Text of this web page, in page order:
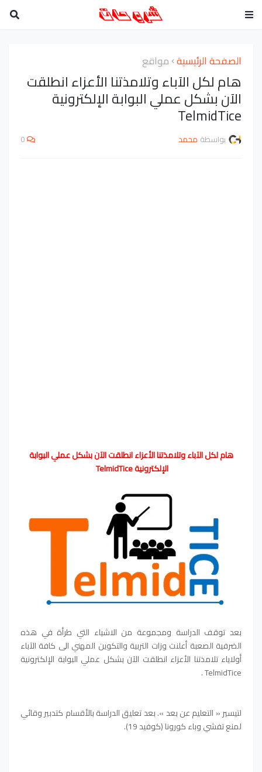
الصفحة الرئيسية مواقع
هام لكل الآباء وتلامذتنا الأعزاء انطلقت
الآن بشكل عملي البوابة الإلكترونية
TelmidTice
بواسطة محمد 0
هام لكل الآباء وتلامذتنا الأعزاء انطلقت الآن بشكل عملي البوابة
الإلكترونية TelmidTice
بعد توقف الدراسة ومجموعة من الاشياء التي طرأة في هذه
الضرفية الصعبة أعلنت وزات التربية والتكوين المهني الى كافة الآباء
أولاياء تلامذتنا الأعزاء انطلقت الآن بشكل عملي البوابة الإلكترونية
TelmidTice .
لتيسير « التعليم عن بعد ». بعد تعليق الدراسة بالأقسام كتدبير وقائي
لمنع تفشي وباء كورونا (كوفيد 19).